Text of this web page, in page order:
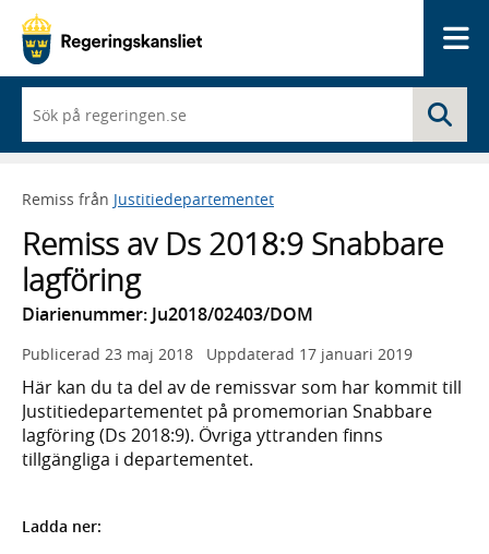
du
börjar
skriva
framträder
lista
med
sökförslag
Remiss från Justitiedepartementet
Remiss av Ds 2018:9 Snabbare
lagföring
Diarienummer: Ju2018/02403/DOM
Publicerad 23 maj 2018 Uppdaterad 17 januari 2019
Här kan du ta del av de remissvar som har kommit till
Justitiedepartementet på promemorian Snabbare
lagföring (Ds 2018:9). Övriga yttranden finns
tillgängliga i departementet.
Ladda ner: